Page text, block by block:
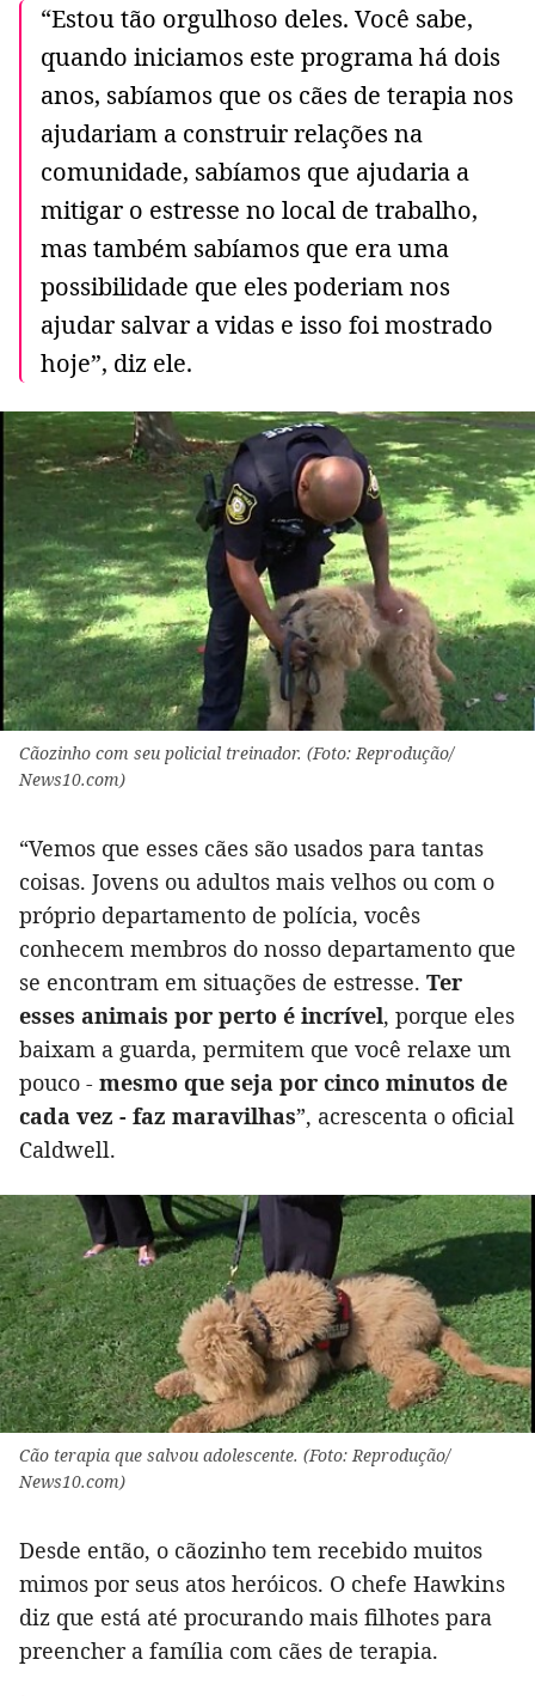
“Estou tão orgulhoso deles. Você sabe,
quando iniciamos este programa há dois
anos, sabíamos que os cães de terapia nos
ajudariam a construir relações na
comunidade, sabíamos que ajudaria a
mitigar o estresse no local de trabalho,
mas também sabíamos que era uma
possibilidade que eles poderiam nos
ajudar salvar a vidas e isso foi mostrado
hoje”, diz ele.
Cãozinho com seu policial treinador. (Foto: Reprodução/
News10.com)
“Vemos que esses cães são usados ​​para tantas
coisas. Jovens ou adultos mais velhos ou com o
próprio departamento de polícia, vocês
conhecem membros do nosso departamento que
se encontram em situações de estresse. Ter
esses animais por perto é incrível, porque eles
baixam a guarda, permitem que você relaxe um
pouco - mesmo que seja por cinco minutos de
cada vez - faz maravilhas”, acrescenta o oficial
Caldwell.
Cão terapia que salvou adolescente. (Foto: Reprodução/
News10.com)
Desde então, o cãozinho tem recebido muitos
mimos por seus atos heróicos. O chefe Hawkins
diz que está até procurando mais filhotes para
preencher a família com cães de terapia.